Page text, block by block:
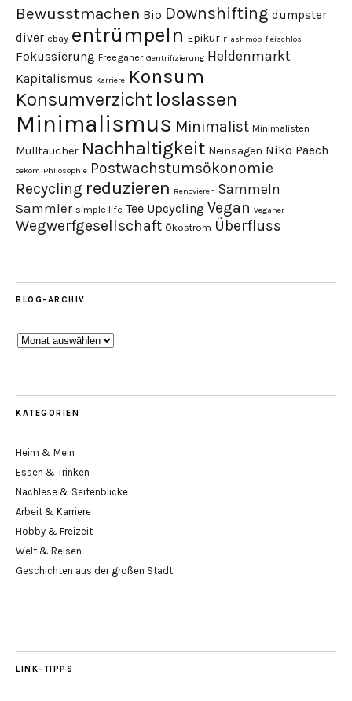
Bewusstmachen Bio Downshifting dumpster
diver ebay entrümpeln Epikur Flashmob fleischlos
Fokussierung Freeganer Gentrifizierung Heldenmarkt
Kapitalismus Karriere Konsum
Konsumverzicht loslassen
Minimalismus Minimalist Minimalisten
Mülltaucher Nachhaltigkeit Neinsagen Niko Paech
oekom Philosophie Postwachstumsökonomie
Recycling reduzieren Renovieren Sammeln
Sammler simple life Tee Upcycling Vegan Veganer
Wegwerfgesellschaft Ökostrom Überfluss
BLOG-ARCHIV
Blog-
KATEGORIEN
Heim & Mein
Essen & Trinken
Nachlese & Seitenblicke
Arbeit & Karriere
Hobby & Freizeit
Welt & Reisen
Geschichten aus der großen Stadt
LINK-TIPPS